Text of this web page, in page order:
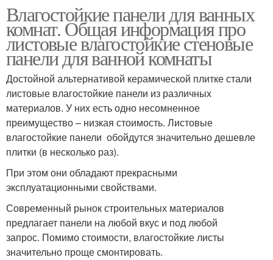
Влагостойкие панели для ванных
комнат. Общая информация про
листовые влагостойкие стеновые
панели для ванной комнаты
Достойной альтернативой керамической плитке стали
листовые влагостойкие панели из различных
материалов. У них есть одно несомненное
преимущество – низкая стоимость. Листовые
влагостойкие панели обойдутся значительно дешевле
плитки (в несколько раз).
При этом они обладают прекрасными
эксплуатационными свойствами.
Современный рынок строительных материалов
предлагает панели на любой вкус и под любой
запрос. Помимо стоимости, влагостойкие листы
значительно проще смонтировать.